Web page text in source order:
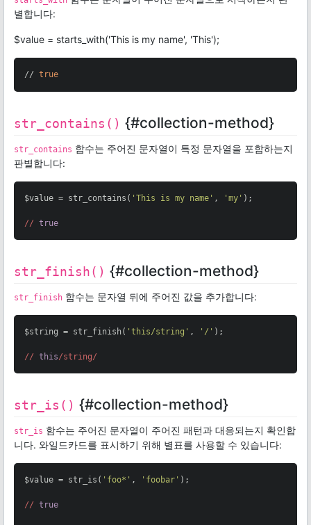
별합니다:
$value = starts_with('This is my name', 'This');
// true
str_contains() {#collection-method}
str_contains 함수는 주어진 문자열이 특정 문자열을 포함하는지
판별합니다:
$value = str_contains( 'This is my name' , 'my' );
// true
str_finish() {#collection-method}
str_finish 함수는 문자열 뒤에 주어진 값을 추가합니다:
$string = str_finish( 'this/string' , '/' );
// this/string/
str_is() {#collection-method}
str_is 함수는 주어진 문자열이 주어진 패턴과 대응되는지 확인합
니다. 와일드카드를 표시하기 위해 별표를 사용할 수 있습니다:
$value = str_is( 'foo*' , 'foobar' );
// true